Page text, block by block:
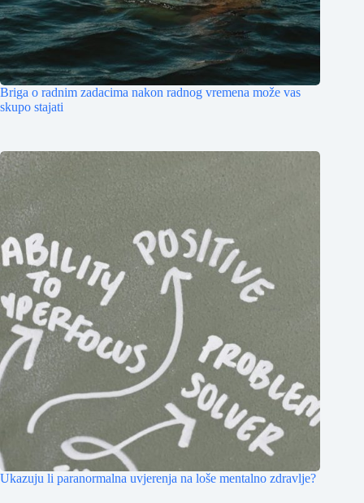
Briga o radnim zadacima nakon radnog vremena može vas
skupo stajati
Ukazuju li paranormalna uvjerenja na loše mentalno zdravlje?